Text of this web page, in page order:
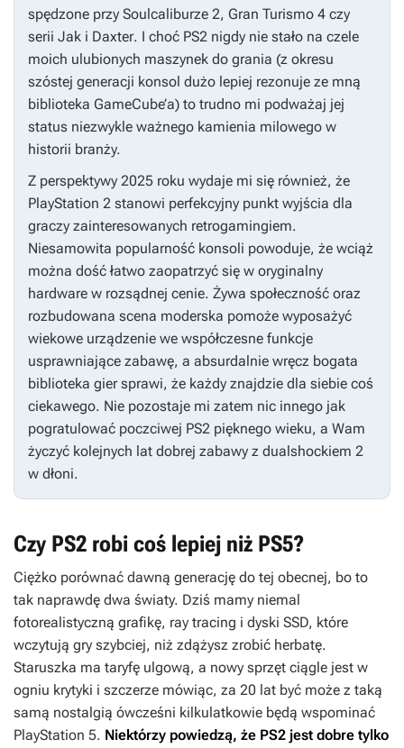
spędzone przy Soulcaliburze 2, Gran Turismo 4 czy
serii Jak i Daxter. I choć PS2 nigdy nie stało na czele
moich ulubionych maszynek do grania (z okresu
szóstej generacji konsol dużo lepiej rezonuje ze mną
biblioteka GameCube’a) to trudno mi podważaj jej
status niezwykle ważnego kamienia milowego w
historii branży.
Z perspektywy 2025 roku wydaje mi się również, że
PlayStation 2 stanowi perfekcyjny punkt wyjścia dla
graczy zainteresowanych retrogamingiem.
Niesamowita popularność konsoli powoduje, że wciąż
można dość łatwo zaopatrzyć się w oryginalny
hardware w rozsądnej cenie. Żywa społeczność oraz
rozbudowana scena moderska pomoże wyposażyć
wiekowe urządzenie we współczesne funkcje
usprawniające zabawę, a absurdalnie wręcz bogata
biblioteka gier sprawi, że każdy znajdzie dla siebie coś
ciekawego. Nie pozostaje mi zatem nic innego jak
pogratulować poczciwej PS2 pięknego wieku, a Wam
życzyć kolejnych lat dobrej zabawy z dualshockiem 2
w dłoni.
Czy PS2 robi coś lepiej niż PS5?
Ciężko porównać dawną generację do tej obecnej, bo to
tak naprawdę dwa światy. Dziś mamy niemal
fotorealistyczną grafikę, ray tracing i dyski SSD, które
wczytują gry szybciej, niż zdążysz zrobić herbatę.
Staruszka ma taryfę ulgową, a nowy sprzęt ciągle jest w
ogniu krytyki i szczerze mówiąc, za 20 lat być może z taką
samą nostalgią ówcześni kilkulatkowie będą wspominać
PlayStation 5. Niektórzy powiedzą, że PS2 jest dobre tylko